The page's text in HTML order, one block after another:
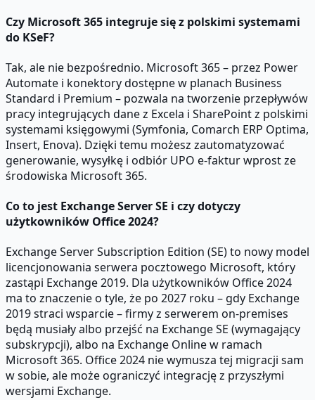
Czy Microsoft 365 integruje się z polskimi systemami
do KSeF?
Tak, ale nie bezpośrednio. Microsoft 365 – przez Power
Automate i konektory dostępne w planach Business
Standard i Premium – pozwala na tworzenie przepływów
pracy integrujących dane z Excela i SharePoint z polskimi
systemami księgowymi (Symfonia, Comarch ERP Optima,
Insert, Enova). Dzięki temu możesz zautomatyzować
generowanie, wysyłkę i odbiór UPO e-faktur wprost ze
środowiska Microsoft 365.
Co to jest Exchange Server SE i czy dotyczy
użytkowników Office 2024?
Exchange Server Subscription Edition (SE) to nowy model
licencjonowania serwera pocztowego Microsoft, który
zastąpi Exchange 2019. Dla użytkowników Office 2024
ma to znaczenie o tyle, że po 2027 roku – gdy Exchange
2019 straci wsparcie – firmy z serwerem on-premises
będą musiały albo przejść na Exchange SE (wymagający
subskrypcji), albo na Exchange Online w ramach
Microsoft 365. Office 2024 nie wymusza tej migracji sam
w sobie, ale może ograniczyć integrację z przyszłymi
wersjami Exchange.